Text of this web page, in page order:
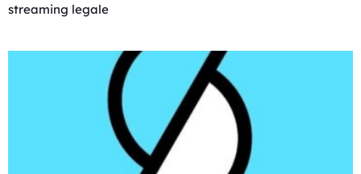
streaming legale